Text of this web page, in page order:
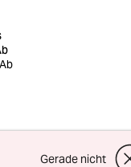
Gerade nicht